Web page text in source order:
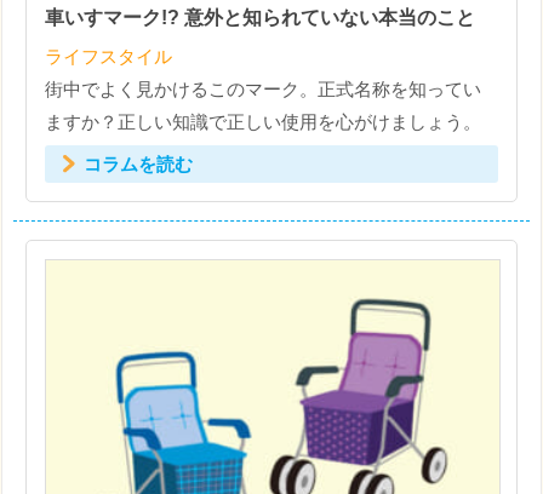
車いすマーク!? 意外と知られていない本当のこと
ライフスタイル
街中でよく見かけるこのマーク。正式名称を知ってい
ますか？正しい知識で正しい使用を心がけましょう。
コラムを読む